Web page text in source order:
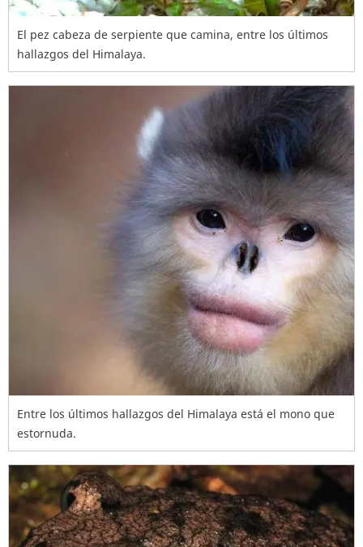
El pez cabeza de serpiente que camina, entre los últimos
hallazgos del Himalaya.
Entre los últimos hallazgos del Himalaya está el mono que
estornuda.